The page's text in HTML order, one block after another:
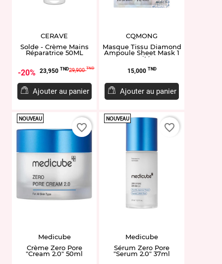
CERAVE
Solde - Crème Mains
Réparatrice 50ML
20% Prix
23,950 TNDPrix
base
29,900TND
Ajouter au panier
CQMONG
Masque Tissu Diamond
Ampoule Sheet Mask 1
unité
Prix
15,000 TND
Ajouter au panier
NOUVEAU
Medicube
Crème Zero Pore
"Cream 2.0" 50ml
favorite_border
NOUVEAU
Medicube
Sérum Zero Pore
"Serum 2.0" 37ml
favorite_border